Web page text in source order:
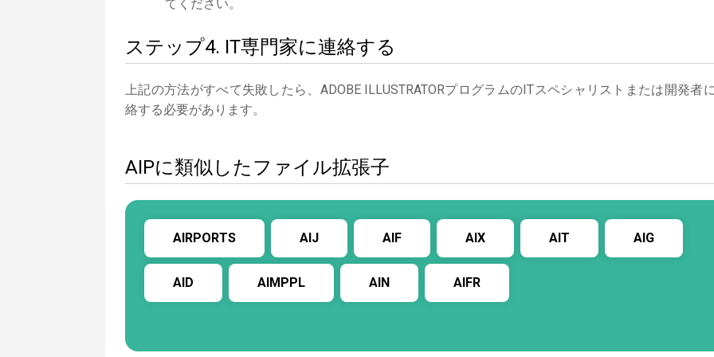
てください。
ステップ4. IT専門家に連絡する
上記の方法がすべて失敗したら、ADOBE ILLUSTRATORプログラムのITスペシャリストまたは開発者
絡する必要があります。
AIPに類似したファイル拡張子
AIRPORTS AIJ AIF AIX AIT AIG
AID AIMPPL AIN AIFR